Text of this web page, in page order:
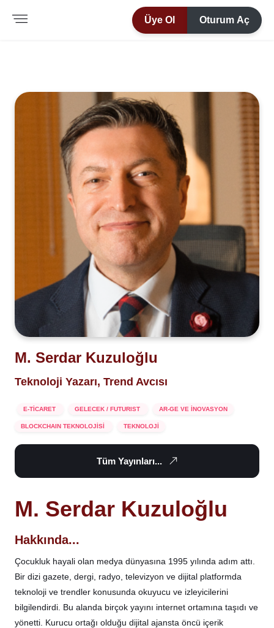
Üye Ol Oturum Aç
M. Serdar Kuzuloğlu
Teknoloji Yazarı, Trend Avcısı
E-TİCARET GELECEK / FUTURIST AR-GE VE İNOVASYON
BLOCKCHAIN TEKNOLOJİSİ TEKNOLOJİ
Tüm Yayınları...
M. Serdar Kuzuloğlu
Hakkında...
Çocukluk hayali olan medya dünyasına 1995 yılında adım attı.
Bir dizi gazete, dergi, radyo, televizyon ve dijital platformda
teknoloji ve trendler konusunda okuyucu ve izleyicilerini
bilgilendirdi. Bu alanda birçok yayını internet ortamına taşıdı ve
yönetti. Kurucu ortağı olduğu dijital ajansta öncü içerik